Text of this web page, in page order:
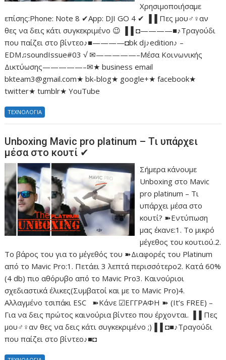
Χρησιμοποιήσαμε
επίσης:Phone: Note 8 ✔App: DJI GO 4 ✔ ▐▐ Πες μου♂♀αν
θες να δεις κάτι συγκεκριμένο 😉 ▐▐ ◘————■♪Τραγούδι
που παίζει στο βίντεο♪■————◘bk dj♪edition♪ –
EDM♫soundIssue#03 √ ✉—————–Μέσα Κοινωνικής
Δικτύωσης—————–✉★ business email
bkteam3@gmail.com★ bk-blog★ google+★ facebook★
twitter★ tumblr★ YouTube
ΤΕΧΝΟΛΟΓΙΑ
Unboxing Mavic pro platinum – Τι υπάρχει
μέσα στο κουτί ✔
Σήμερα κάνουμε
Unboxing στο Mavic
pro platinum – Τι
υπάρχει μέσα στο
κουτί? ➽Εντύπωση
μας έκανε:1. Το μικρό
μέγεθος του κουτιού.2.
Το βάρος του για το μέγεθός του ➽Διαφορές του Platinum
από το Mavic Pro:1. Πετάει 3 λεπτά περισσότερο2. Κατά 60%
(4 db) πιο αθόρυβο από το Mavic Pro3. Καινούριοι
σχεδιαστικά έλικες(Συμβατοί και με το Mavic Pro)4.
Αλλαγμένο τσιπάκι ESC ➽Κάνε ☑ΕΓΓΡΑΦΗ ➽ (It’s FREE) –
Για να δεις πρώτος καινούρια βίντεο που έρχονται. ▐▐ Πες
μου♂♀αν θες να δεις κάτι συγκεκριμένο ;)▐▐ ◘■♪Τραγούδι
που παίζει στο βίντεο♪■◘